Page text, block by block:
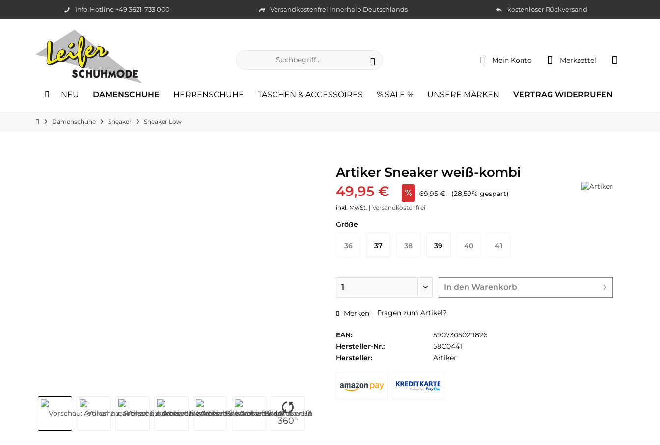
Info-Hotline +49 3621-733 000 Versandkostenfrei innerhalb Deutschlands kostenloser Rückversand
Merkzettel
Mein Konto
NEU DAMENSCHUHE HERRENSCHUHE TASCHEN & ACCESSOIRES % SALE % UNSERE MARKEN VERTRAG WIDERRUFEN
Damenschuhe Sneaker Sneaker Low
360°
Artiker Sneaker weiß-kombi
49,95 € 69,95 € (28,59% gespart)
inkl. MwSt. | Versandkostenfrei
Größe
36 37 38 39 40 41
In den Warenkorb
Merken Fragen zum Artikel?
EAN:
5907305029826
Hersteller-Nr.:
58C0441
Hersteller:
Artiker